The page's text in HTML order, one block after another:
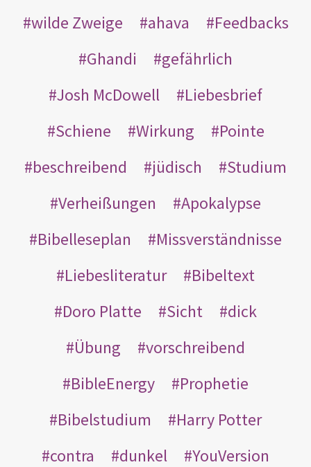
wilde Zweige ahava
Feedbacks
Ghandi
gefährlich
Josh McDowell
Liebesbrief
Schiene
Wirkung
Pointe
beschreibend
jüdisch
Studium
Verheißungen
Apokalypse
Bibelleseplan
Missverständnisse
Liebesliteratur
Bibeltext
Doro Platte
Sicht
dick
Übung
vorschreibend
BibleEnergy
Prophetie
Bibelstudium
Harry Potter
contra
dunkel
YouVersion